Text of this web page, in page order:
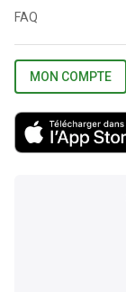
FAQ
MON COMPTE